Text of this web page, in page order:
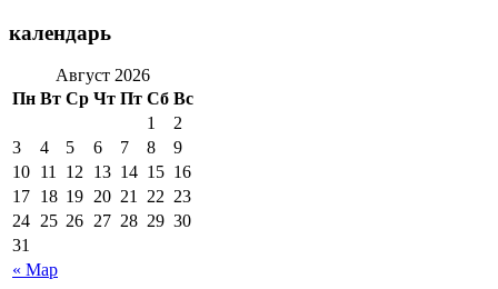
календарь
Август 2026
Пн Вт Ср Чт Пт Сб Вс
« Мар
1
2
3
4 5 6 7 8
9
10 11 12 13 14 15 16
17 18 19 20 21 22 23
24 25 26 27 28 29 30
31